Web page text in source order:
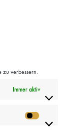
zu verbessern.
Immer aktiv